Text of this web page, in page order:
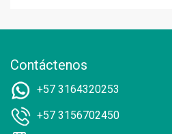
Contáctenos
+57 3164320253
+57 3156702450